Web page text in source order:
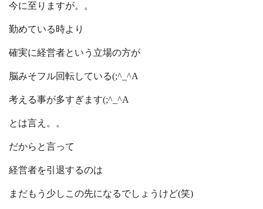
今に至りますが。。
勤めている時より
確実に経営者という立場の方が
脳みそフル回転している(;^_^A
考える事が多すぎます(;^_^A
とは言え。。
だからと言って
経営者を引退するのは
まだもう少しこの先になるでしょうけど(笑)